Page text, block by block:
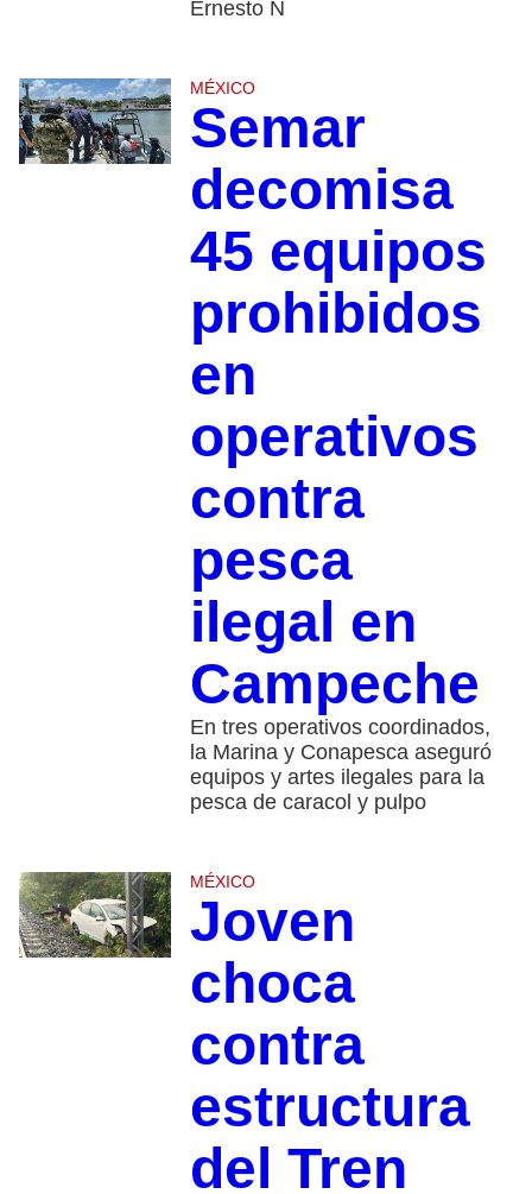
Ernesto N
MÉXICO
Semar
decomisa
45 equipos
prohibidos
en
operativos
contra
pesca
ilegal en
Campeche
En tres operativos coordinados,
la Marina y Conapesca aseguró
equipos y artes ilegales para la
pesca de caracol y pulpo
MÉXICO
Joven
choca
contra
estructura
del Tren